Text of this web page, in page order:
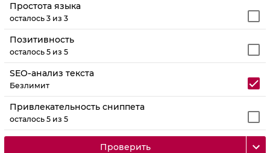
Простота языка
осталось 3 из 3
Позитивность
осталось 5 из 5
SEO‑анализ текста
Безлимит
Привлекательность сниппета
осталось 5 из 5
Проверить